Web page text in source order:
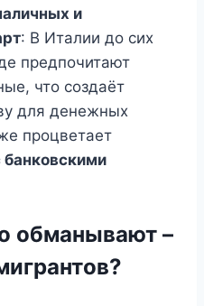
и
: В Италии до сих
предпочитают
что создаёт
для денежных
процветает
обманывают –